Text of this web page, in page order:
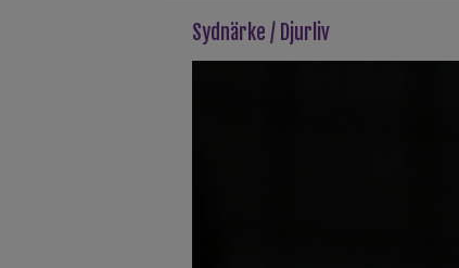
Sydnärke / Djurliv